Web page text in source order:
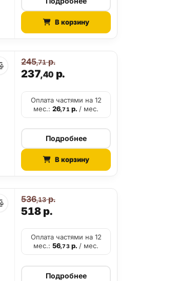
В корзину
237,40р.
245,71р.
Оплата частями на 12
мес.:26,71 р./ мес.
Подробнее
В корзину
518р.
536,13р.
Оплата частями на 12
мес.:56,73р./ мес.
Подробнее